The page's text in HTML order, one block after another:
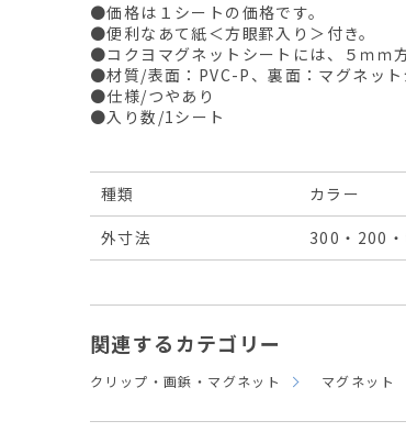
●価格は１シートの価格です。
●便利なあて紙＜方眼罫入り＞付き。
●コクヨマグネットシートには、５ｍｍ
●材質/表面：PVC-P、裏面：マグネット
●仕様/つやあり
●入り数/1シート
種類
カラー
外寸法
300・200
関連するカテゴリー
クリップ・画鋲・マグネット マグネット